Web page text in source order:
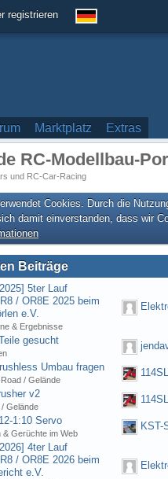
registrieren
Marktplatz Extras
RC-Modellbau-
und RC-Car-Racing
Cookies. Durch die
damit einverstanden, dass wir
Beiträge
5ter Lauf
/ OR8E 2025 beim
e.V.
& Ergebnisse
gesucht
Umbau fragen
/ Gelände
v2
Gelände
1:10 Servo
& Gerüchte im Web
KST-
4ter Lauf
/ OR8E 2026 beim
e.V.